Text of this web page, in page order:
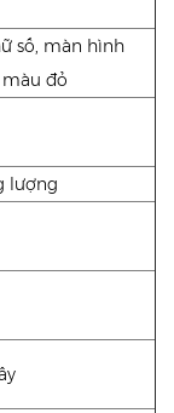
số, màn hình
màu đỏ
lượng